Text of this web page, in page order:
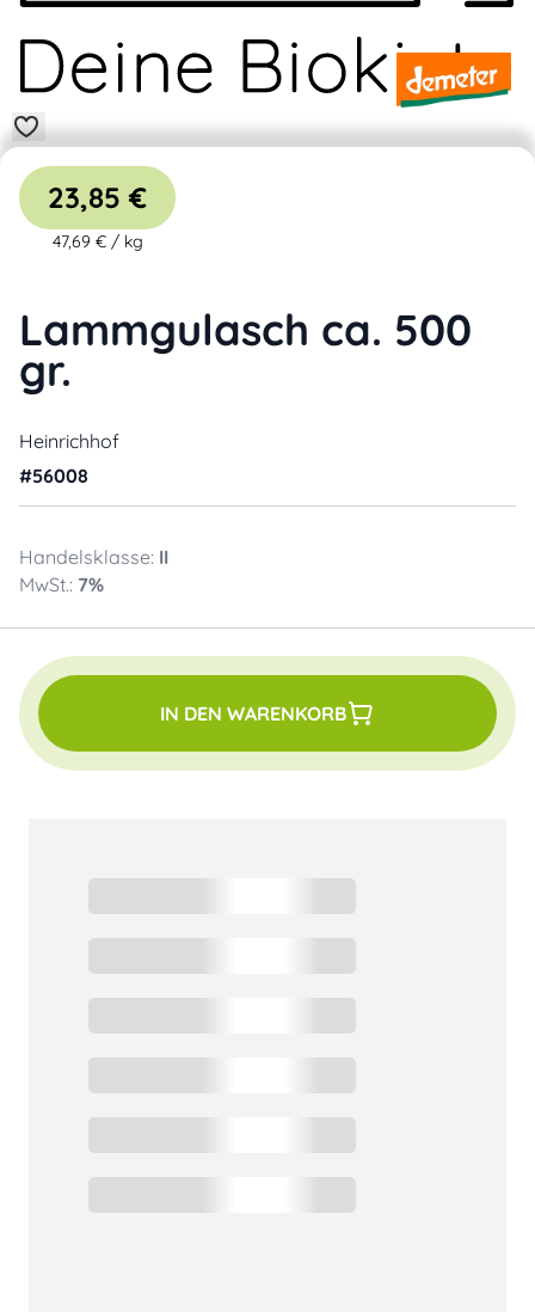
Lammgulasch ca. 500
gr.
Heinrichhof
#56008
Handelsklasse: II
MwSt.: 7%
23,85 €
47,69 €/ kg
IN DEN WARENKORB